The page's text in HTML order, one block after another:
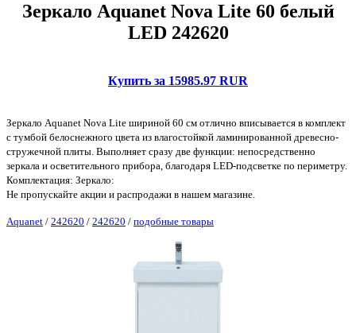
Зеркало Aquanet Nova Lite 60 белый
LED 242620
Купить за 15985.97 RUR
Зеркало Aquanet Nova Lite шириной 60 см отлично вписывается в комплект
с тумбой белоснежного цвета из влагостойкой ламинированной древесно-
стружечной плиты. Выполняет сразу две функции: непосредственно
зеркала и осветительного прибора, благодаря LED-подсветке по периметру.
Комплектация: Зеркало:
Не пропускайте акции и распродажи в нашем магазине.
Aquanet / 242620 / 242620 / подобные товары